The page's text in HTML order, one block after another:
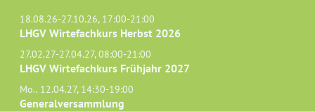
18.08.26-27.10.26, 17:00-21:00
LHGV Wirtefachkurs Herbst 2026
27.02.27-27.04.27, 08:00-21:00
LHGV Wirtefachkurs Frühjahr 2027
Mo.. 12.04.27, 14:30-19:00
Generalversammlung